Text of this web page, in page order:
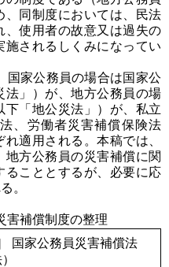
、同制度においては、民法
、使用者の故意又は過失の
されるしくみになってい
家公務員の場合は国家公
法」）が、地方公務員の場
「地公災法」）が、私立
、労働者災害補償保険法
適用される。本稿では、
方公務員の災害補償に関
ることとするが、必要に応
。
害補償制度の整理
国家公務員災害補償法